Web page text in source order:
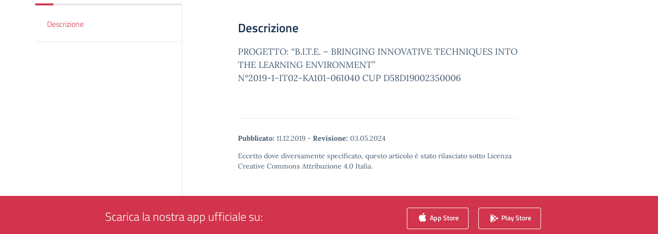
Descrizione Descrizione
PROGETTO: “B.I.T.E. – BRINGING INNOVATIVE TECHNIQUES INTO
THE LEARNING ENVIRONMENT”
N°2019-1-IT02-KA101-061040 CUP D58D19002350006
Pubblicato: 11.12.2019 - Revisione: 03.05.2024
Eccetto dove diversamente specificato, questo articolo è stato rilasciato sotto Licenza
Creative Commons Attribuzione 4.0 Italia.
Scarica la nostra app ufficiale su: App Store Play Store